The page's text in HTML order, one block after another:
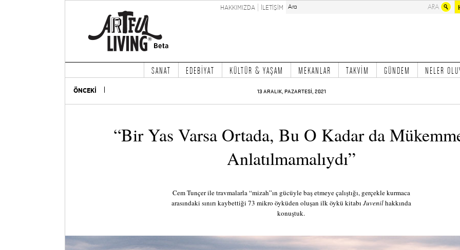
HAKKIMIZDA İLETİŞİM
SANAT EDEBİYAT KÜLTÜR & YAŞAM MEKANLAR TAKVİM GÜNDEM NELER
ÖNCEKİ 13 ARALIK, PAZARTESİ, 2021
“Bir Yas Varsa Ortada, Bu O Kadar da
Anlatılmamalıydı”
Cem Tunçer ile travmalarla “mizah”ın gücüyle baş etmeye çalıştığı, gerçekle kurmaca
arasındaki sınırı kaybettiği 73 mikro öyküden oluşan ilk öykü kitabı Juvenilhakkında
konuştuk.